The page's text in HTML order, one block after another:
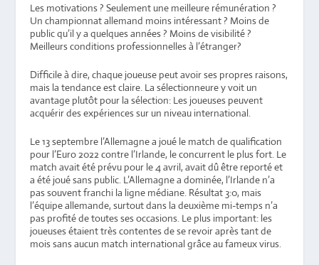
Les motivations ? Seulement une meilleure rémunération ?
Un championnat allemand moins intéressant ? Moins de
public qu’il y a quelques années ? Moins de visibilité ?
Meilleurs conditions professionnelles à l’étranger?
Difficile à dire, chaque joueuse peut avoir ses propres raisons,
mais la tendance est claire. La sélectionneure y voit un
avantage plutôt pour la sélection: Les joueuses peuvent
acquérir des expériences sur un niveau international.
Le 13 septembre l’Allemagne a joué le match de qualification
pour l’Euro 2022 contre l’Irlande, le concurrent le plus fort. Le
match avait été prévu pour le 4 avril, avait dû être reporté et
a été joué sans public. L’Allemagne a dominée, l’Irlande n’a
pas souvent franchi la ligne médiane. Résultat 3:0, mais
l’équipe allemande, surtout dans la deuxième mi-temps n’a
pas profité de toutes ses occasions. Le plus important: les
joueuses étaient très contentes de se revoir après tant de
mois sans aucun match international grâce au fameux virus.